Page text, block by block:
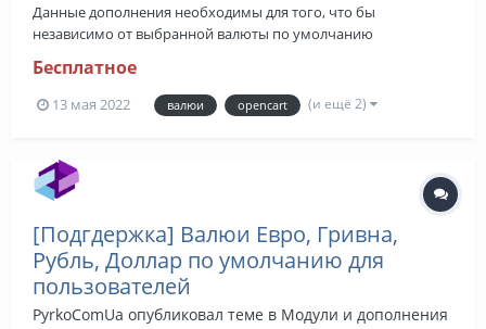
Данные дополнения необходимы для того, что бы
независимо от выбранной валюты по умолчанию
Особенно это подойдёт магазинам которые закупают товар в
иностранной валюте. Если всё выполнено правильно то
перейдя на пользовательскую часть сай...
Бесплатное
13 мая 2022 валюи opencart (и ещё 2)
[Подгдержка] Валюи Евро, Гривна,
Рубль, Доллар по умолчанию для
пользователей
PyrkoComUa опубликовал теме в Модули и дополнения